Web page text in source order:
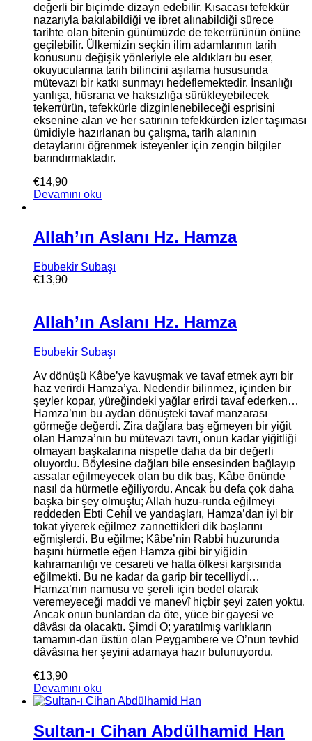
değerli bir biçimde dizayn edebilir. Kısacası tefekkür
nazarıyla bakılabildiği ve ibret alınabildiği sürece
tarihte olan bitenin günümüzde de tekerrürünün önüne
geçilebilir. Ülkemizin seçkin ilim adamlarının tarih
konusunu değişik yönleriyle ele aldıkları bu eser,
okuyucularına tarih bilincini aşılama hususunda
mütevazı bir katkı sunmayı hedeflemektedir. İnsanlığı
yanlışa, hüsrana ve haksızlığa sürükleyebilecek
tekerrürün, tefekkürle dizginlenebileceği esprisini
eksenine alan ve her satırının tefekkürden izler taşıması
ümidiyle hazırlanan bu çalışma, tarih alanının
detaylarını öğrenmek isteyenler için zengin bilgiler
barındırmaktadır.
€14,90
Devamını oku
Allah’ın Aslanı Hz. Hamza
Ebubekir Subaşı
€13,90
Allah’ın Aslanı Hz. Hamza
Ebubekir Subaşı
Av dönüşü Kâbe’ye kavuşmak ve tavaf etmek ayrı bir
haz verirdi Hamza’ya. Nedendir bilinmez, içinden bir
şeyler kopar, yüreğindeki yağlar erirdi tavaf ederken…
Hamza’nın bu aydan dönüşteki tavaf manzarası
görmeğe değerdi. Zira dağlara baş eğmeyen bir yiğit
olan Hamza’nın bu mütevazı tavrı, onun kadar yiğitliği
olmayan başkalarına nispetle daha da bir değerli
oluyordu. Böylesine dağları bile ensesinden bağlayıp
assalar eğilmeyecek olan bu dik baş, Kâbe önünde
nasıl da hürmetle eğiliyordu. Ancak bu defa çok daha
başka bir şey olmuştu; Allah huzu-runda eğilmeyi
reddeden Ebti Cehil ve yandaşları, Hamza’dan iyi bir
tokat yiyerek eğilmez zannettikleri dik başlarını
eğmişlerdi. Bu eğilme; Kâbe’nin Rabbi huzurunda
başını hürmetle eğen Hamza gibi bir yiğidin
kahramanlığı ve cesareti ve hatta öfkesi karşısında
eğilmekti. Bu ne kadar da garip bir tecelliydi…
Hamza’nın namusu ve şerefi için bedel olarak
veremeyeceği maddi ve manevî hiçbir şeyi zaten yoktu.
Ancak onun bunlardan da öte, yüce bir gayesi ve
dâvâsı da olacaktı. Şimdi O; yaratılmış varlıkların
tamamın-dan üstün olan Peygambere ve O’nun tevhid
dâvâsına her şeyini adamaya hazır bulunuyordu.
€13,90
Devamını oku
Sultan-ı Cihan Abdülhamid Han